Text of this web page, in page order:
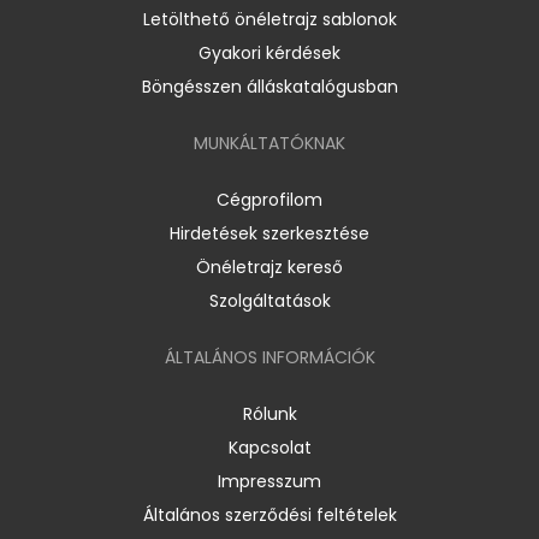
Letölthető önéletrajz sablonok
Gyakori kérdések
Böngésszen álláskatalógusban
MUNKÁLTATÓKNAK
Cégprofilom
Hirdetések szerkesztése
Önéletrajz kereső
Szolgáltatások
ÁLTALÁNOS INFORMÁCIÓK
Rólunk
Kapcsolat
Impresszum
Általános szerződési feltételek